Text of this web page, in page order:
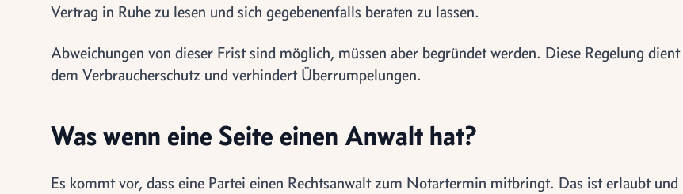
Vertrag in Ruhe zu lesen und sich gegebenenfalls beraten zu lassen.
Abweichungen von dieser Frist sind möglich, müssen aber begründet werden. Diese Regelung dient
dem Verbraucherschutz und verhindert Überrumpelungen.
Was wenn eine Seite einen Anwalt hat?
Es kommt vor, dass eine Partei einen Rechtsanwalt zum Notartermin mitbringt. Das ist erlaubt und